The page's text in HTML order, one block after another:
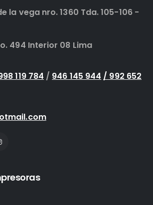
la vega nro. 1360 Tda. 105-106 -
494 Interior 08 Lima
119 784 / 946 145 944 / 992 652